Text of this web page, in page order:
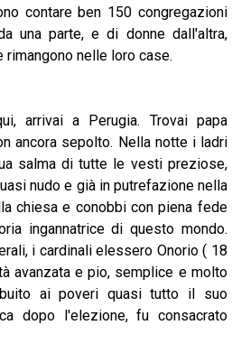
contare ben 150 congregazioni
una parte, e di donne dall'altra,
rimangono nelle loro case.
arrivai a Perugia. Trovai papa
ancora sepolto. Nella notte i ladri
salma di tutte le vesti preziose,
nudo e già in putrefazione nella
chiesa e conobbi con piena fede
ingannatrice di questo mondo.
i cardinali elessero Onorio ( 18
avanzata e pio, semplice e molto
ai poveri quasi tutto il suo
dopo l'elezione, fu consacrato